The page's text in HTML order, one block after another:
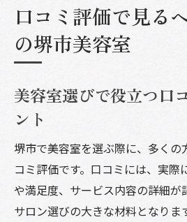
口コミ評価で見る
の堺市美容室
美容室選びで役立つ口
ント
堺市で美容室を選ぶ際に、多くの
コミ評価です。口コミには、実際
や満足度、サービス内容の詳細が
サロン選びの大きな材料となりま